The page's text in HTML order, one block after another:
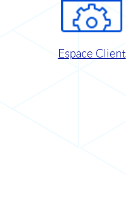
Espace Client